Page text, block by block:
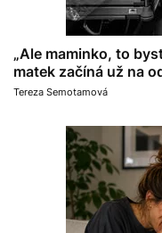
„Ale maminko, to
matek začíná už na
Tereza Semotamová